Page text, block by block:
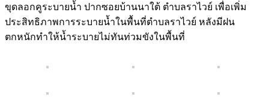
ขุดลอกคูระบายน้ำ ปากซอยบ้านนาใต้ ตำบลราไวย์ เพื่อเพิ่ม
ประสิทธิภาพการระบายน้ำในพื้นที่ตำบลราไวย์ หลังมีฝน
ตกหนักทำให้น้ำระบายไม่ทันท่วมขังในพื้นที่